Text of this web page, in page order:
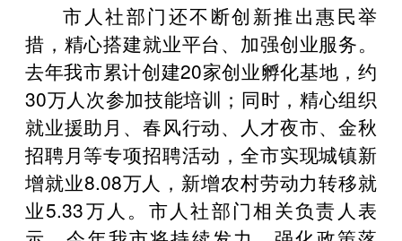
市人社部门还不断创新推出惠民举
措，精心搭建就业平台、加强创业服务。
去年我市累计创建20家创业孵化基地，约
30万人次参加技能培训；同时，精心组织
就业援助月、春风行动、人才夜市、金秋
招聘月等专项招聘活动，全市实现城镇新
增就业8.08万人，新增农村劳动力转移就
业5.33万人。市人社部门相关负责人表